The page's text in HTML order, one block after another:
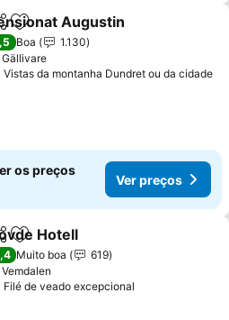
Adicionar aos favoritos
Augustin
Boa
1.130
Gällivare
Vistas da montanha Dundret ou da cidade
os preços
Ver preços
Adicionar aos favoritos
Hotell
Muito boa
619
Vemdalen
Filé de veado excepcional